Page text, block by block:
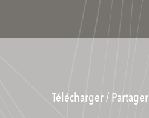
Télécharger / Partager